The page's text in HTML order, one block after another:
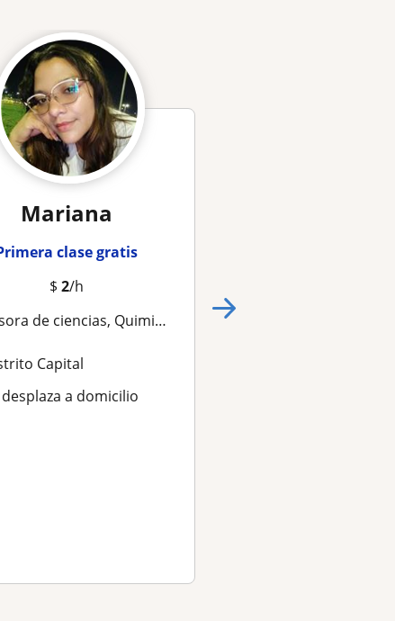
Mariana
clase gratis
$2/h
de ciencias, Quimica y Matematicas
Capital
desplaza a domicilio